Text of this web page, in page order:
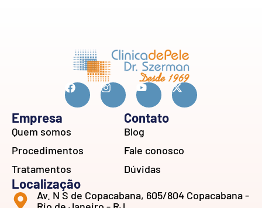
Empresa
Quem somos
Procedimentos
Tratamentos
Contato
Blog
Fale conosco
Dúvidas
Localização
Av. N S de Copacabana, 605/804 Copacabana -